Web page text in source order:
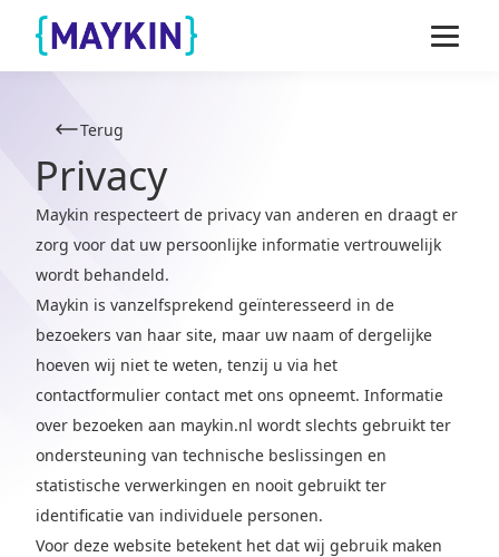
Naar de inhoud springen
Naar de footer springen
Terug
Privacy
Maykin respecteert de privacy van anderen en draagt er
zorg voor dat uw persoonlijke informatie vertrouwelijk
wordt behandeld.
Maykin is vanzelfsprekend geïnteresseerd in de
bezoekers van haar site, maar uw naam of dergelijke
hoeven wij niet te weten, tenzij u via het
contactformulier contact met ons opneemt. Informatie
over bezoeken aan maykin.nl wordt slechts gebruikt ter
ondersteuning van technische beslissingen en
statistische verwerkingen en nooit gebruikt ter
identificatie van individuele personen.
Voor deze website betekent het dat wij gebruik maken